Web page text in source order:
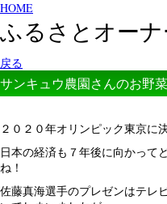
HOME
ふるさとオー
戻る
サンキュウ農園さんのお野
２０２０年オリンピック東京に
日本の経済も７年後に向かって
ね！
佐藤真海選手のプレゼンはテレ